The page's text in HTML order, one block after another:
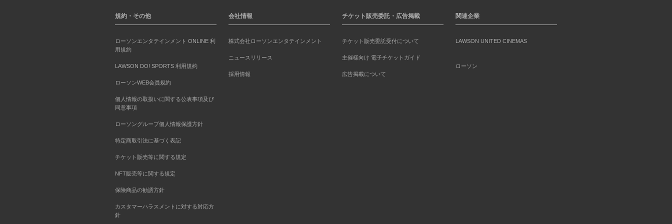
規約・その他
ローソンエンタテインメント ONLINE 利
用規約
LAWSON DO! SPORTS 利用規約
ローソンWEB会員規約
個人情報の取扱いに関する公表事項及び
同意事項
ローソングループ個人情報保護方針
特定商取引法に基づく表記
チケット販売等に関する規定
NFT販売等に関する規定
保険商品の勧誘方針
カスタマーハラスメントに対する対応方
針
会社情報
株式会社ローソンエンタテインメント
ニュースリリース
採用情報
チケット販売委託・広告掲載
チケット販売委託受付について
主催様向け 電子チケットガイド
広告掲載について
関連企業
LAWSON UNITED CINEMAS
ローソン